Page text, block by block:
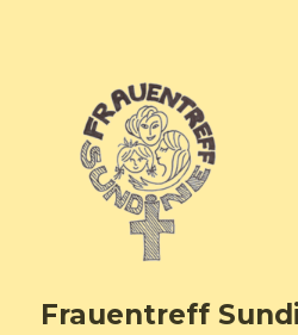
Frauentreff